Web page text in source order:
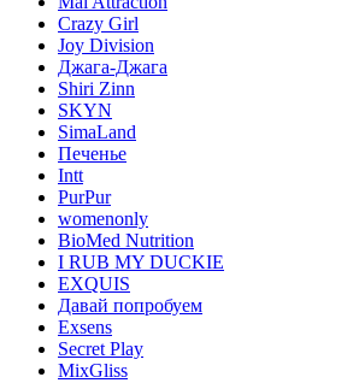
Crazy Girl
Joy Division
Джага-Джага
Shiri Zinn
SKYN
SimaLand
Печенье
Intt
PurPur
womenonly
BioMed Nutrition
I RUB MY DUCKIE
EXQUIS
Давай попробуем
Exsens
Secret Play
MixGliss